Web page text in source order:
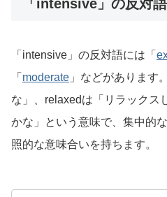
「intensive」の反対
「intensive」の反対語には「
「 moderate 」などがあります
な」、relaxedは「リラックス
かな」という意味で、集中的
照的な意味合いを持ちます。